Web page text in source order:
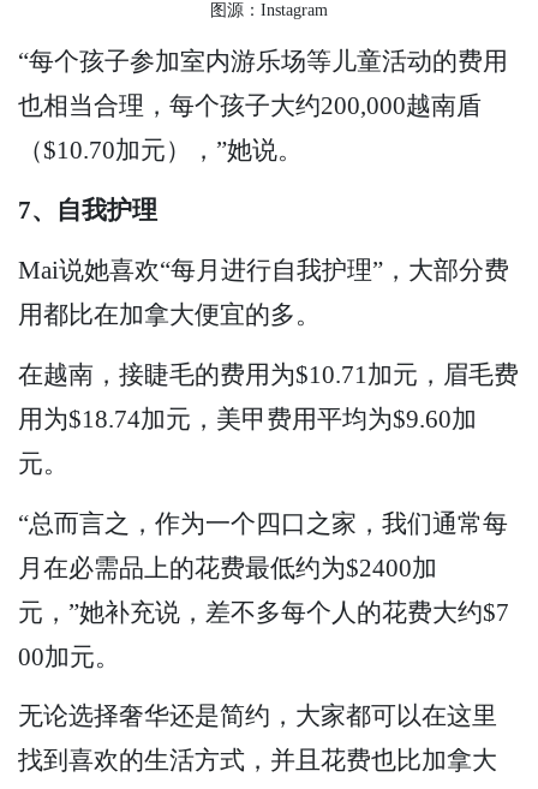
图源：Instagram
“每个孩子参加室内游乐场等儿童活动的费用
也相当合理，每个孩子大约200,000越南盾
（$10.70加元），”她说。
7、自我护理
Mai说她喜欢“每月进行自我护理”，大部分费
用都比在加拿大便宜的多。
在越南，接睫毛的费用为$10.71加元，眉毛费
用为$18.74加元，美甲费用平均为$9.60加
元。
“总而言之，作为一个四口之家，我们通常每
月在必需品上的花费最低约为$2400加
元，”她补充说，差不多每个人的花费大约$7
00加元。
无论选择奢华还是简约，大家都可以在这里
找到喜欢的生活方式，并且花费也比加拿大